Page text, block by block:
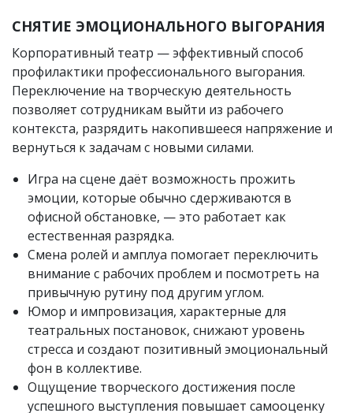
СНЯТИЕ ЭМОЦИОНАЛЬНОГО ВЫГОРАНИЯ
Корпоративный театр — эффективный способ
профилактики профессионального выгорания.
Переключение на творческую деятельность
позволяет сотрудникам выйти из рабочего
контекста, разрядить накопившееся напряжение и
вернуться к задачам с новыми силами.
Игра на сцене даёт возможность прожить
эмоции, которые обычно сдерживаются в
офисной обстановке, — это работает как
естественная разрядка.
Смена ролей и амплуа помогает переключить
внимание с рабочих проблем и посмотреть на
привычную рутину под другим углом.
Юмор и импровизация, характерные для
театральных постановок, снижают уровень
стресса и создают позитивный эмоциональный
фон в коллективе.
Ощущение творческого достижения после
успешного выступления повышает самооценку